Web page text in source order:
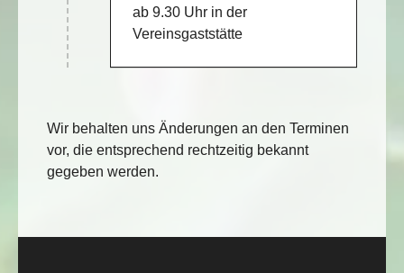
ab 9.30 Uhr in der
Vereinsgaststätte
Wir behalten uns Änderungen an den Terminen
vor, die entsprechend rechtzeitig bekannt
gegeben werden.